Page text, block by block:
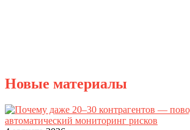
Новые материалы